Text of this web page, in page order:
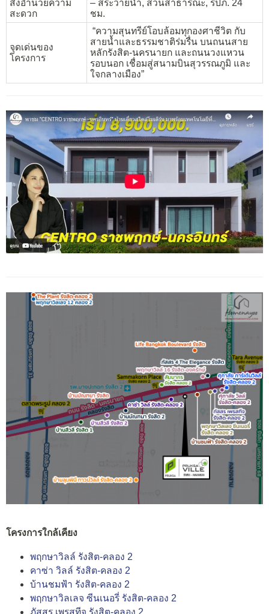
สิ่งอำนวยความ
สะดวก
– สระว่ายน้ำ, สวนสาธารณะ, รปภ. 24
ชม.
จุดเด่นของ
โครงการ
“ความสุนทรีย์โอบล้อมทุกองศาชีวิต กับ
สายน้ำและธรรมชาติร่มรื่น บนถนนสาย
หลักรังสิต-นครนายก และถนนวงแหวน
รอบนอก เชื่อมสู่สนามบินสุวรรณภูมิ และ
ใจกลางเมือง”
โครงการใกล้เคียง
พฤกษาวิลล์ รังสิต-คลอง 2
คาซ่า วิลล์ รังสิต-คลอง 2
บ้านชมฟ้า รังสิต-คลอง 2
พฤกษาวิลเลจ ซีนเนอรี่ รังสิต-คลอง 2
ภัสสร เพรสทีจ รังสิต-คลอง 2